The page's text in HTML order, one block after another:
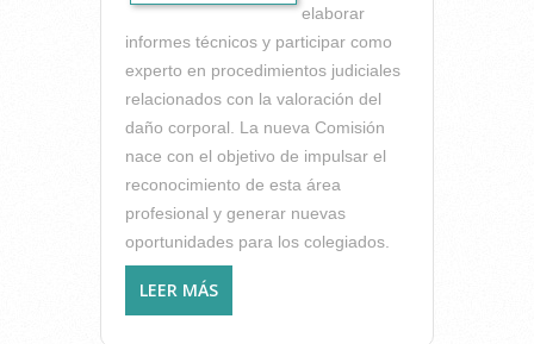
elaborar
informes técnicos y participar como
experto en procedimientos judiciales
relacionados con la valoración del
daño corporal. La nueva Comisión
nace con el objetivo de impulsar el
reconocimiento de esta área
profesional y generar nuevas
oportunidades para los colegiados.
LEER MÁS
FISIO-PERITO DEL ICOFCV